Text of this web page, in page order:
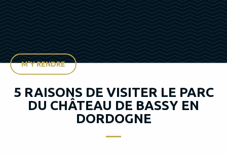
M'Y RENDRE
5 RAISONS DE VISITER LE PARC
DU CHÂTEAU DE BASSY EN
DORDOGNE